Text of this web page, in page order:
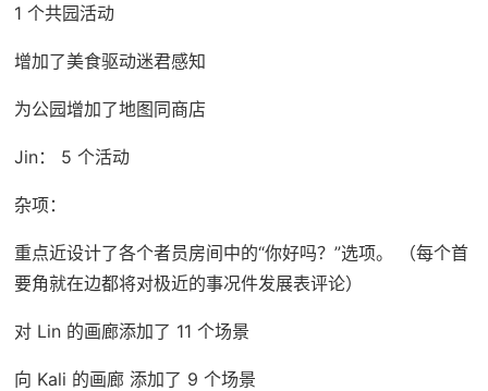
1 个共园活动
增加了美食驱动迷君感知
为公园增加了地图同商店
Jin： 5 个活动
杂项：
重点近设计了各个者员房间中的“你好吗？”选项。 （每个首
要角就在边都将对极近的事况件发展表评论）
对 Lin 的画廊添加了 11 个场景
向 Kali 的画廊 添加了 9 个场景